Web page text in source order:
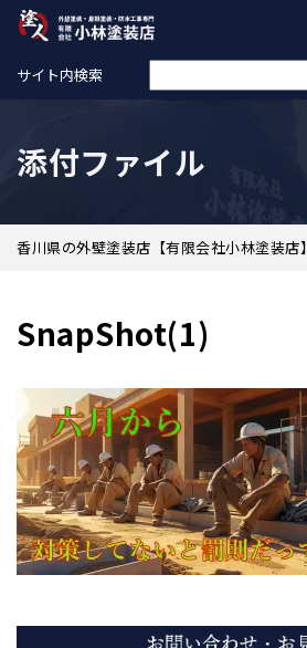
サイト内検索
添付ファイル
香川県の外壁塗装店【有限会社小林塗装店】
SnapShot(1)